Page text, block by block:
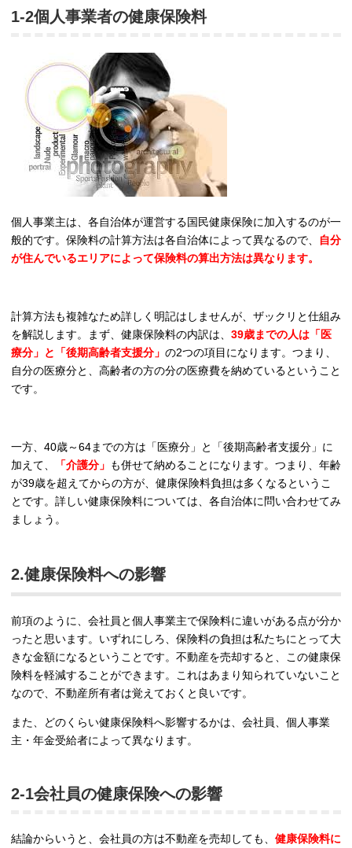
1-2個人事業者の健康保険料
個人事業主は、各自治体が運営する国民健康保険に加入するのが一
般的です。保険料の計算方法は各自治体によって異なるので、
自分
が住んでいるエリアによって保険料の算出方法は異なります。
計算方法も複雑なため詳しく明記はしませんが、ザックリと仕組み
を解説します。まず、健康保険料の内訳は、 39歳までの人は「医
療分」と「後期高齢者支援分」 の2つの項目になります。つまり、
自分の医療分と、高齢者の方の分の医療費を納めているということ
です。
一方、40歳～64までの方は「医療分」と「後期高齢者支援分」に
加えて、
「介護分」 も併せて納めることになります。つまり、年齢
が39歳を超えてからの方が、健康保険料負担は多くなるというこ
とです。詳しい健康保険料については、各自治体に問い合わせてみ
ましょう。
2.健康保険料への影響
前項のように、会社員と個人事業主で保険料に違いがある点が分か
ったと思います。いずれにしろ、保険料の負担は私たちにとって大
きな金額になるということです。不動産を売却すると、この健康保
険料を軽減することができます。これはあまり知られていないこと
なので、不動産所有者は覚えておくと良いです。
また、どのくらい健康保険料へ影響するかは、会社員、個人事業
主・年金受給者によって異なります。
2-1会社員の健康保険への影響
結論からいうと、会社員の方は不動産を売却しても、 健康保険料に